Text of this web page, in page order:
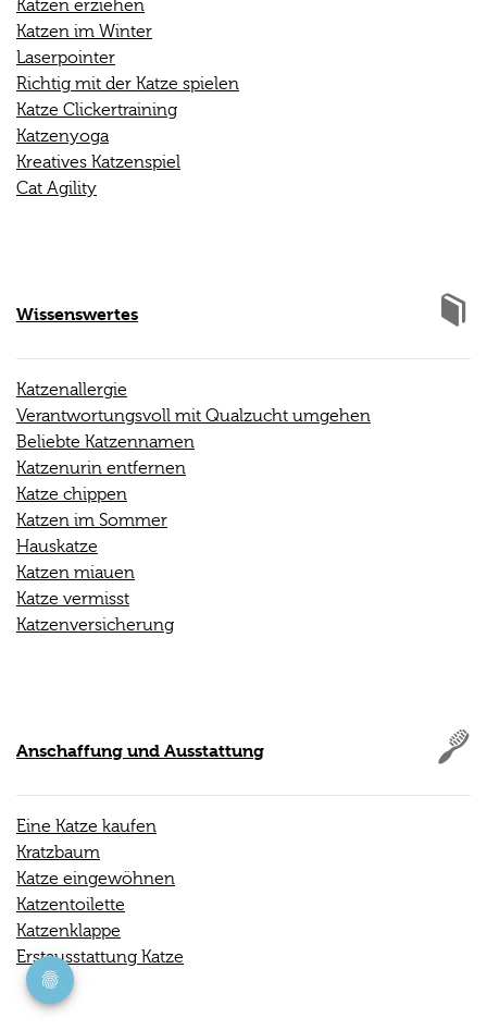
Katzen erziehen
Katzen im Winter
Laserpointer
Richtig mit der Katze spielen
Katze Clickertraining
Katzenyoga
Kreatives Katzenspiel
Cat Agility
Wissenswertes
Katzenallergie
Verantwortungsvoll mit Qualzucht umgehen
Beliebte Katzennamen
Katzenurin entfernen
Katze chippen
Katzen im Sommer
Hauskatze
Katzen miauen
Katze vermisst
Katzenversicherung
Anschaffung und Ausstattung
Eine Katze kaufen
Kratzbaum
Katze eingewöhnen
Katzentoilette
Katzenklappe
Erstausstattung Katze